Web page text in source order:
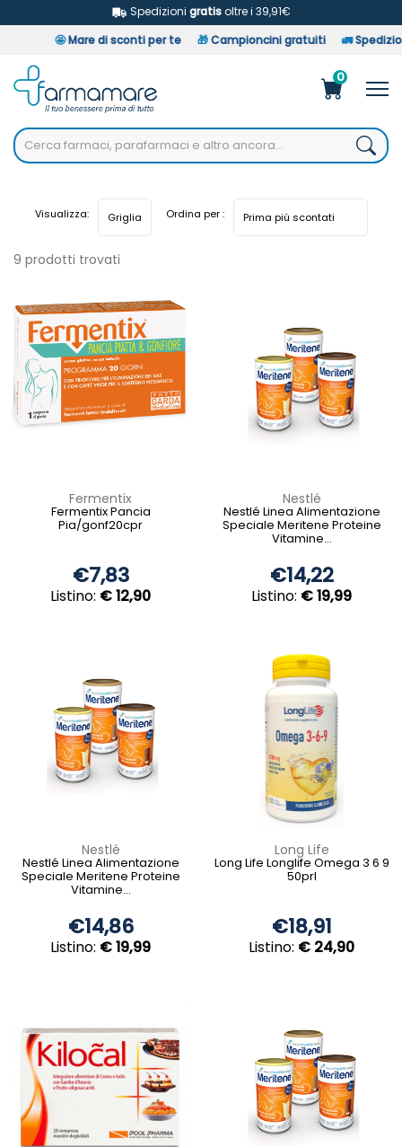
Spedizioni gratisoltre i 39,91€
Mare di sconti per te🎁 Campioncini gratuiti 🚛 Spedizioni
0
9 prodotti trovati
Visualizza: Ordina per :
Fermentix
Fermentix Pancia
Pia/gonf20cpr
€7,83
Listino: € 12,90
Nestlé
Nestlé Linea Alimentazione
Speciale Meritene Proteine
Vitamine...
€14,22
Listino: € 19,99
Nestlé
Nestlé Linea Alimentazione
Speciale Meritene Proteine
Vitamine...
€14,86
Listino: € 19,99
Long Life
Long Life Longlife Omega 3 6 9
50prl
€18,91
Listino: € 24,90